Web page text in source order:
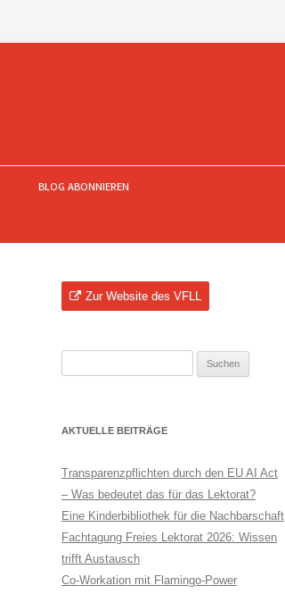
BLOG ABONNIEREN
Zur Website des VFLL
AKTUELLE BEITRÄGE
Transparenzpflichten durch den EU AI Act
– Was bedeutet das für das Lektorat?
Eine Kinderbibliothek für die Nachbarschaft
Fachtagung Freies Lektorat 2026: Wissen
trifft Austausch
Co-Workation mit Flamingo-Power